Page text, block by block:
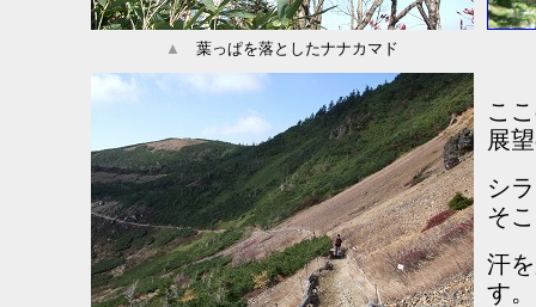
▲ 葉っぱを落としたナナカマド
こ
展
シ
そ
汗
す。